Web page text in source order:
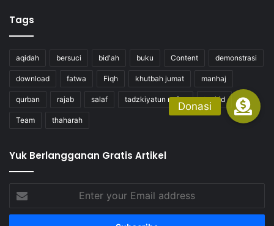
Tags
aqidah bersuci bid'ah buku Content demonstrasi
download fatwa Fiqh khutbah jumat manhaj
qurban rajab salaf tadzkiyatun nufus tauhid
Team thaharah
Yuk Berlangganan Gratis Artikel
Enter
your
Email